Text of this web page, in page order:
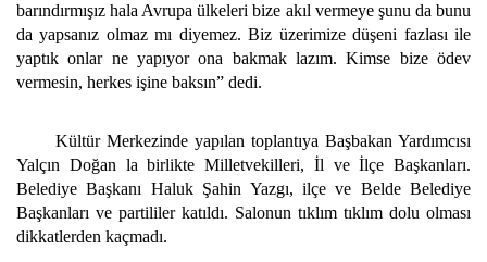
barındırmışız hala Avrupa ülkeleri bize akıl vermeye şunu da bunu
da yapsanız olmaz mı diyemez. Biz üzerimize düşeni fazlası ile
yaptık onlar ne yapıyor ona bakmak lazım. Kimse bize ödev
vermesin, herkes işine baksın” dedi.
Kültür Merkezinde yapılan toplantıya Başbakan Yardımcısı
Yalçın Doğan la birlikte Milletvekilleri, İl ve İlçe Başkanları.
Belediye Başkanı Haluk Şahin Yazgı, ilçe ve Belde Belediye
Başkanları ve partililer katıldı. Salonun tıklım tıklım dolu olması
dikkatlerden kaçmadı.